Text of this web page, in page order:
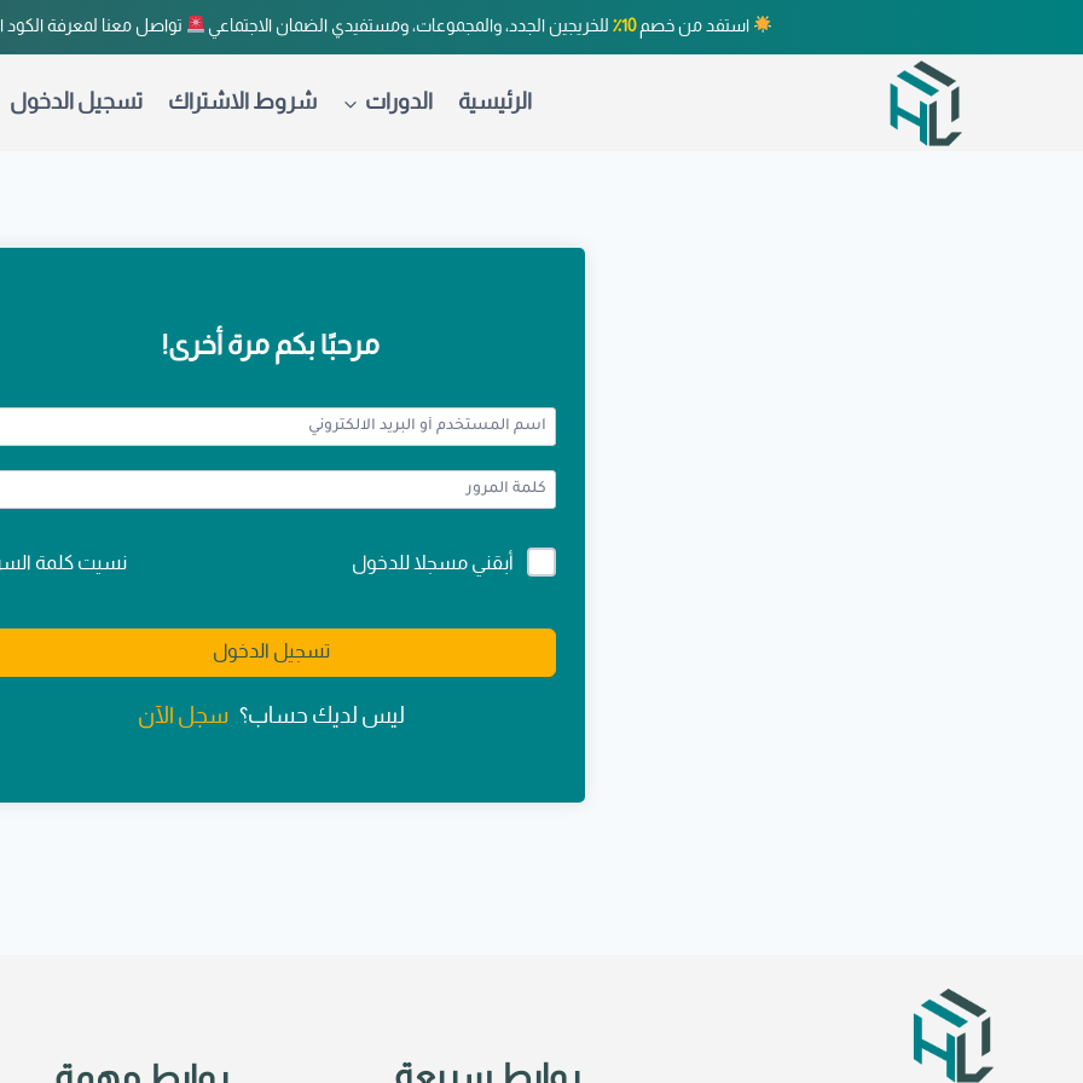
استفد من خصم10٪ للخريجين الجدد، والمجموعات، ومستفيدي الضمان الاجتماعي تواصل معنا لمعرفة
الرئيسية الدورات شروط الاشتراك تسجيل الدخول
مرحبًا بكم مرة أخرى!
Alternative:
أبقني مسجلا للدخول نسيت كلمة
تسجيل الدخول
ليس لديك حساب؟ سجل الآن